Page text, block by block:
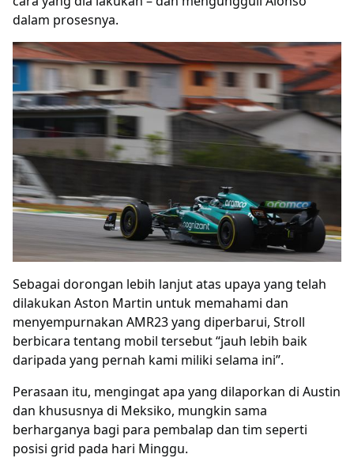
dalam prosesnya.
Sebagai dorongan lebih lanjut atas upaya yang telah
dilakukan Aston Martin untuk memahami dan
menyempurnakan AMR23 yang diperbarui, Stroll
berbicara tentang mobil tersebut “jauh lebih baik
daripada yang pernah kami miliki selama ini”.
Perasaan itu, mengingat apa yang dilaporkan di Austin
dan khususnya di Meksiko, mungkin sama
berharganya bagi para pembalap dan tim seperti
posisi grid pada hari Minggu.